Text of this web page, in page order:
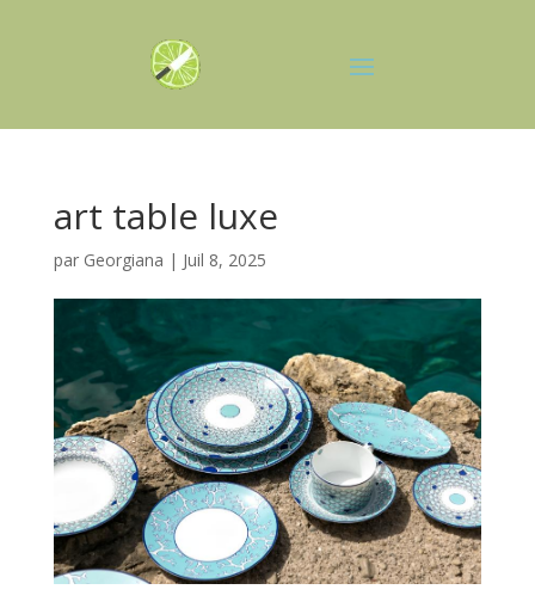
art table luxe
par Georgiana | Juil 8, 2025